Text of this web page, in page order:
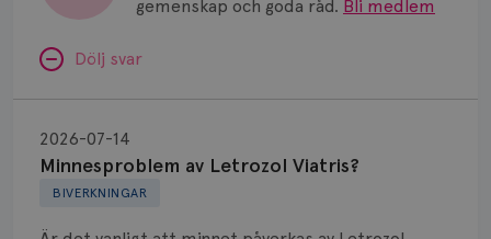
gemenskap och goda råd. Bli medlem
Dölj svar
BIVERKNINGAR
Minnesproblem av Letrozol Viatris?
2026-07-14
Letrozol
Viatris?